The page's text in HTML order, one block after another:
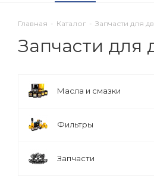
Главная - Каталог - Запчасти для
Запчасти для
Масла и смазки
Фильтры
Запчасти